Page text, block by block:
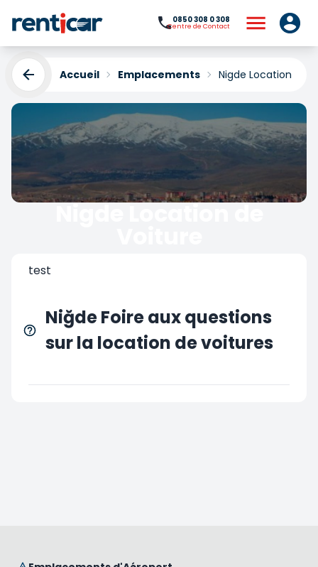
0850 308 0 308
Centre de Contact
Accueil Emplacements Nigde Location de
Nigde Location de
test
Niğde Foire aux questions
sur la location de voitures